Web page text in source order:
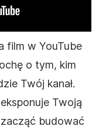
film w YouTube
o tym, kim
Twój kanał.
Twoją
budować